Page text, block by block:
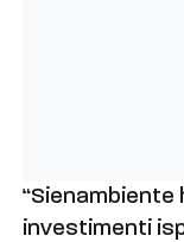
investimenti